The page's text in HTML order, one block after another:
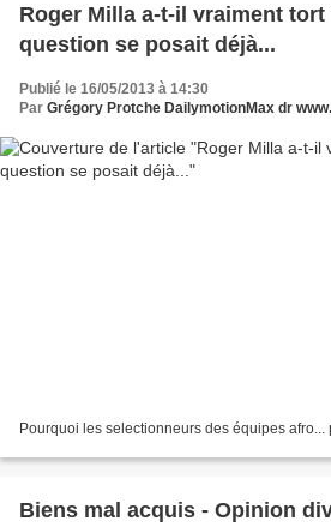
Roger Milla a-t-il vraiment tort
question se posait déjà...
Publié le 16/05/2013 à 14:30
Par Grégory Protche DailymotionMax dr
Pourquoi les selectionneurs des équipes afro...
Biens mal acquis - Opinion